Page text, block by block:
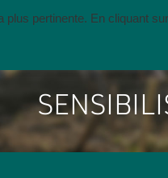
pertinente. En cliquant